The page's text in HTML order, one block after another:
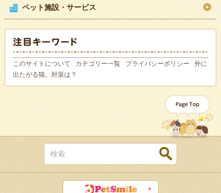
ペット施設・サービス
このサイトについて カテゴリー一覧 プライバシーポリシー
外に
出たがる猫。対策は？